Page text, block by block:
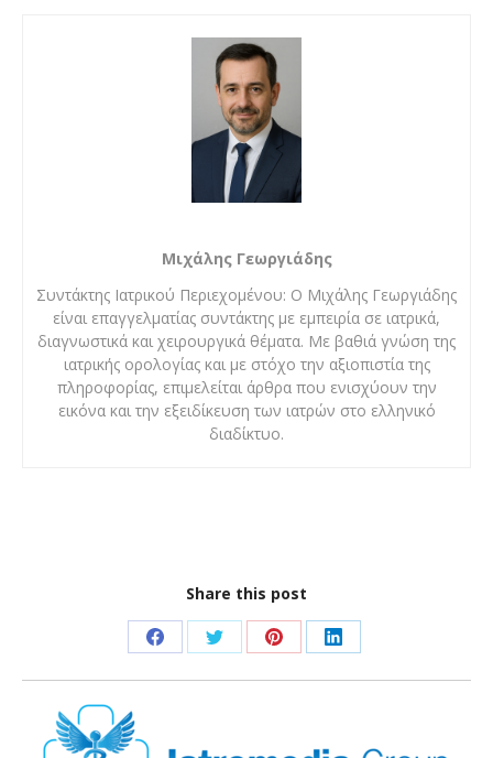
Μιχάλης Γεωργιάδης
Συντάκτης Ιατρικού Περιεχομένου: Ο Μιχάλης Γεωργιάδης
είναι επαγγελματίας συντάκτης με εμπειρία σε ιατρικά,
διαγνωστικά και χειρουργικά θέματα. Με βαθιά γνώση της
ιατρικής ορολογίας και με στόχο την αξιοπιστία της
πληροφορίας, επιμελείται άρθρα που ενισχύουν την
εικόνα και την εξειδίκευση των ιατρών στο ελληνικό
διαδίκτυο.
Share this post